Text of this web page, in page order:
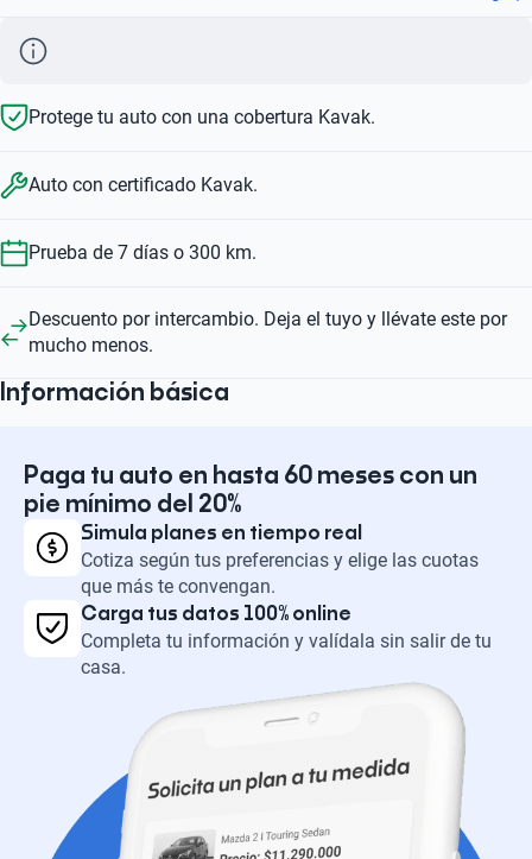
Protege tu auto con una cobertura Kavak.
Auto con certificado Kavak.
Prueba de 7 días o 300 km.
Descuento por intercambio. Deja el tuyo y llévate este por
mucho menos.
Información básica
Paga tu auto en hasta 60 meses con un
pie mínimo del 20%
Simula planes en tiempo real
Cotiza según tus preferencias y elige las cuotas
que más te convengan.
Carga tus datos 100% online
Completa tu información y valídala sin salir de tu
casa.